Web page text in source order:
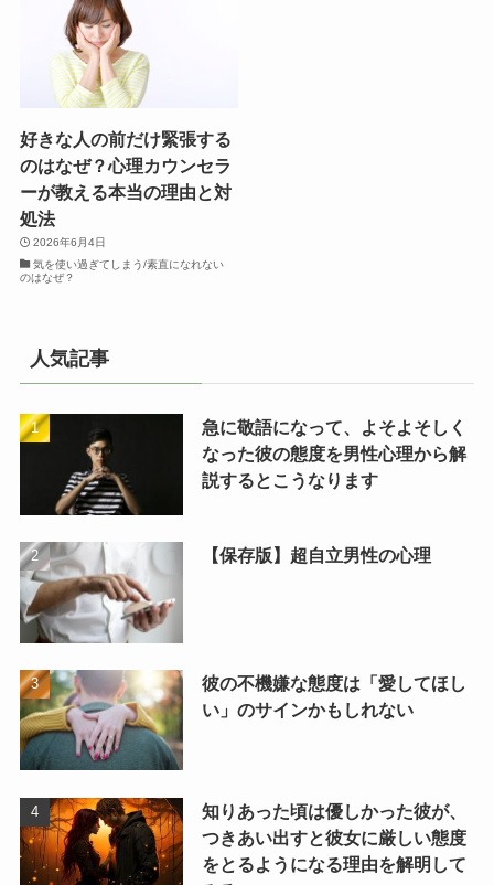
好きな人の前だけ緊張する
のはなぜ？心理カウンセラ
ーが教える本当の理由と対
処法
2026年6月4日
気を使い過ぎてしまう/素直になれない
のはなぜ？
人気記事
急に敬語になって、よそよそしく
なった彼の態度を男性心理から解
説するとこうなります
【保存版】超自立男性の心理
彼の不機嫌な態度は「愛してほし
い」のサインかもしれない
知りあった頃は優しかった彼が、
つきあい出すと彼女に厳しい態度
をとるようになる理由を解明して